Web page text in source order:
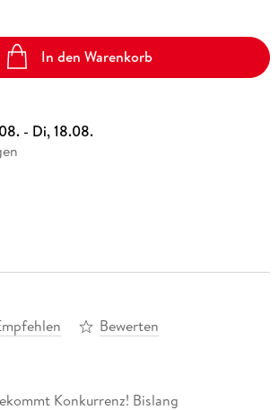
In den Warenkorb
- Di, 18.08.
Bewerten
Konkurrenz! Bislang